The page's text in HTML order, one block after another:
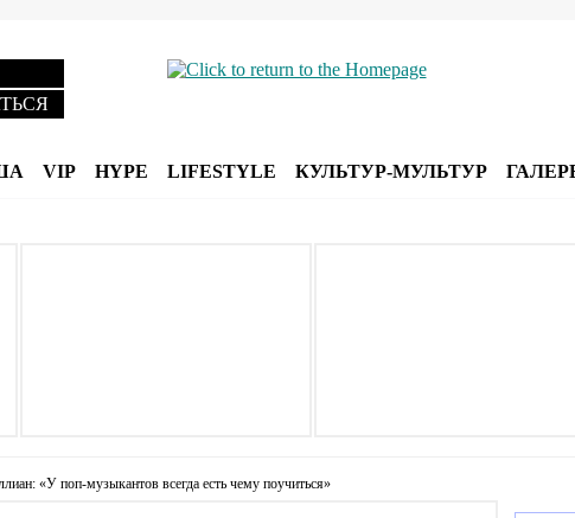
VIP HYPE LIFESTYLE КУЛЬТУР-МУЛЬТУР
«У поп-музыкантов всегда есть чему поучиться»